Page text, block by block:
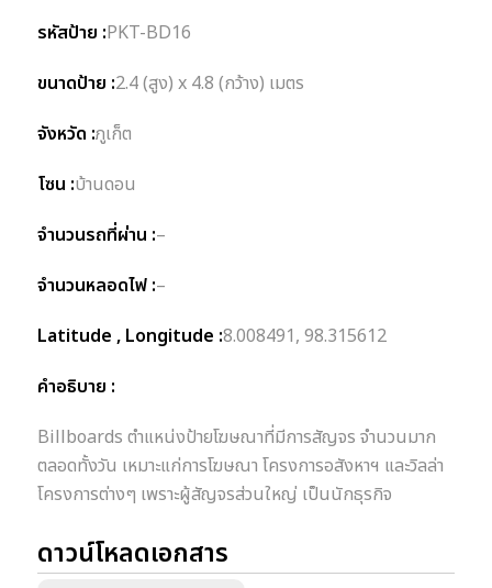
รหัสป้าย :PKT-BD16
ขนาดป้าย :2.4 (สูง) x 4.8 (กว้าง) เมตร
จังหวัด :ภูเก็ต
โซน :บ้านดอน
จำนวนรถที่ผ่าน :–
จำนวนหลอดไฟ :–
Latitude , Longitude :8.008491, 98.315612
คำอธิบาย :
Billboards ตำแหน่งป้ายโฆษณาที่มีการสัญจร จำนวนมาก
ตลอดทั้งวัน เหมาะแก่การโฆษณา โครงการอสังหาฯ และวิลล่า
โครงการต่างๆ เพราะผู้สัญจรส่วนใหญ่ เป็นนักธุรกิจ
ดาวน์โหลดเอกสาร